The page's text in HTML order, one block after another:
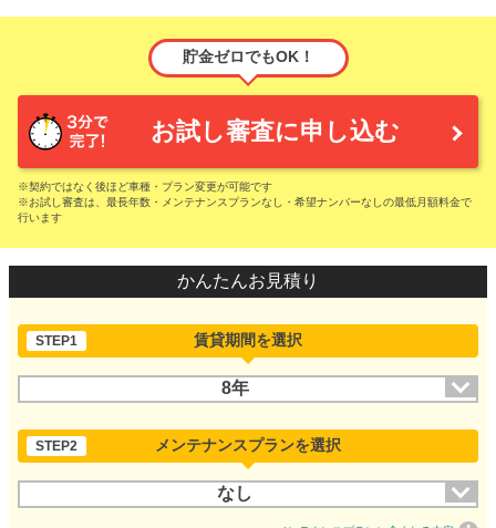
貯金ゼロでもOK！
お試し審査に申し込む
※契約ではなく後ほど車種・プラン変更が可能です
※お試し審査は、最長年数・メンテナンスプランなし・希望ナンバーなしの最低月額料金で
行います
かんたんお見積り
STEP1 賃貸期間を選択
8年
STEP2 メンテナンスプランを選択
なし